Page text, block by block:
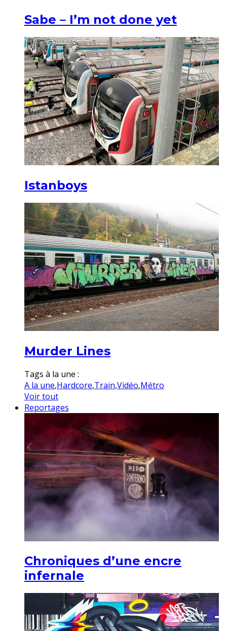
Sabe – I’m not done yet
Istanboys
Murder Lines
Tags à la une :
A la une,Hardcore,Train,Vidéo,Métro
Voir tout
Reportages
Chroniques d’une encre
infernale